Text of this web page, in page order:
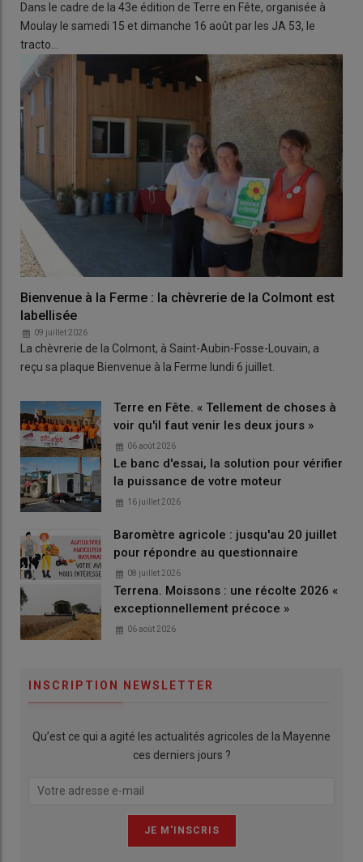
Dans le cadre de la 43e édition de Terre en Fête, organisée à
Moulay le samedi 15 et dimanche 16 août par les JA 53, le
tracto…
Bienvenue à la Ferme : la chèvrerie de la Colmont est
labellisée
09 juillet 2026
La chèvrerie de la Colmont, à Saint-Aubin-Fosse-Louvain, a
reçu sa plaque Bienvenue à la Ferme lundi 6 juillet.
Terre en Fête. « Tellement de choses à
voir qu'il faut venir les deux jours »
06 août 2026
Le banc d'essai, la solution pour vérifier
la puissance de votre moteur
16 juillet 2026
Baromètre agricole : jusqu'au 20 juillet
pour répondre au questionnaire
08 juillet 2026
Terrena. Moissons : une récolte 2026 «
exceptionnellement précoce »
06 août 2026
INSCRIPTION NEWSLETTER
Qu’est ce qui a agité les actualités agricoles de la Mayenne
ces derniers jours ?